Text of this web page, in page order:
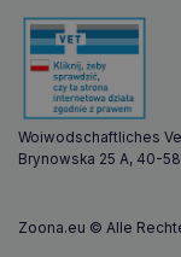
Woiwodschaftliches
Brynowska 25 A, 40-
Zoona.eu © Alle